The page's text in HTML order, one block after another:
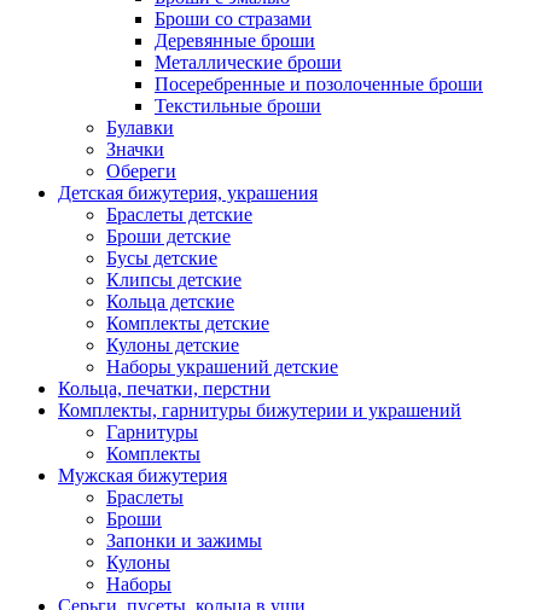
Броши со стразами
Деревянные броши
Металлические броши
Посеребренные и позолоченные броши
Текстильные броши
Булавки
Значки
Обереги
Детская бижутерия, украшения
Браслеты детские
Броши детские
Бусы детские
Клипсы детские
Кольца детские
Комплекты детские
Кулоны детские
Наборы украшений детские
Кольца, печатки, перстни
Комплекты, гарнитуры бижутерии и украшений
Гарнитуры
Комплекты
Мужская бижутерия
Браслеты
Броши
Запонки и зажимы
Кулоны
Наборы
Серьги, пусеты, кольца в уши